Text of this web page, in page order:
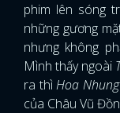
phim lên sóng
những gương
nhưng không
Mình thấy ngoài
ra thìHoa Nhung
của Châu Vũ